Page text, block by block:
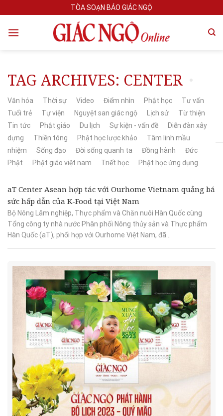
to
content
TÒA SOẠN BÁO GIÁC NGỘ
TAG ARCHIVES: CENTER
Văn hóa Thời sự Video Điểm nhìn Phật học
Tư vấn
Tuổi trẻ
Tự viện Nguyệt san giác ngộ Lịch sử
Từ thiện
Tin tức
Phật giáo Du lịch Sự kiện - vấn đề
Diễn đàn xây
dựng
Thiền tông Phật học lược khảo
Tâm linh mầu
nhiệm
Sống đạo Đời sống quanh ta Đồng hành
Đức
Phật
Phật giáo việt nam Triết học Phật học ứng dụng
aT Center Asean hợp tác với Ourhome Vietnam quảng bá
sức hấp dẫn của K-Food tại Việt Nam
Bộ Nông Lâm nghiệp, Thực phẩm và Chăn nuôi Hàn Quốc cùng
Tổng công ty nhà nước Phân phối Nông thủy sản và Thực phẩm
Hàn Quốc (aT), phối hợp với Ourhome Việt Nam, đã...